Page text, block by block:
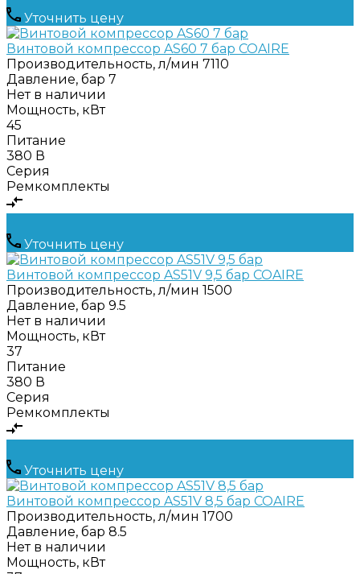
Уточнить цену
Винтовой компрессор AS60 7 бар COAIRE
Производительность, л/мин 7110
Давление, бар 7
Нет в наличии
Мощность, кВт
45
Питание
380 В
Серия
Ремкомплекты
Уточнить цену
Винтовой компрессор AS51V 9,5 бар COAIRE
Производительность, л/мин 1500
Давление, бар 9.5
Нет в наличии
Мощность, кВт
37
Питание
380 В
Серия
Ремкомплекты
Уточнить цену
Винтовой компрессор AS51V 8,5 бар COAIRE
Производительность, л/мин 1700
Давление, бар 8.5
Нет в наличии
Мощность, кВт